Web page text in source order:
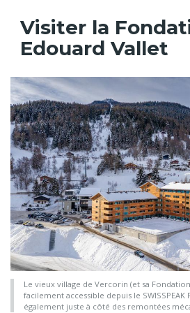
Visiter la
Edouard Vallet
Le vieux village de Vercorin (et sa
facilement accessible depuis le
également juste à côté des remontées